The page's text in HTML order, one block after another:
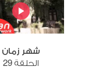
شهر زمان
الحلقة 29